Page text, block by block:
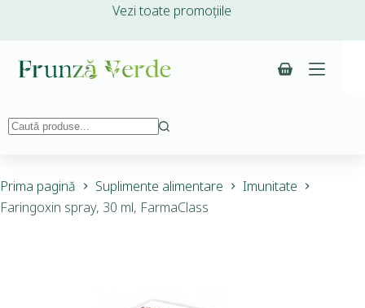
Vezi toate promoțiile
Prima pagină Suplimente alimentare
Imunitate
Faringoxin spray, 30 ml, FarmaClass